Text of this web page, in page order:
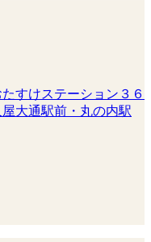
すけステーション３６
大通駅前・丸の内駅